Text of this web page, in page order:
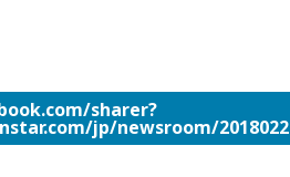
sharer?
jp/newsroom/